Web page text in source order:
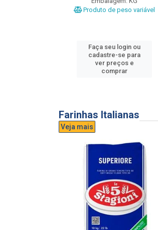
Produto de peso variável
Faça seu login ou
cadastre-se para
ver preços e
comprar
Farinhas Italianas
Veja mais